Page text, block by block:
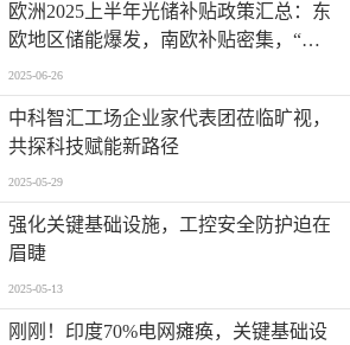
欧洲2025上半年光储补贴政策汇总：东
欧地区储能爆发，南欧补贴密集，“削
光补储”模式迅速扩张
2025-06-26
中科智汇工场企业家代表团莅临旷视，
共探科技赋能新路径
2025-05-29
强化关键基础设施，工控安全防护迫在
眉睫
2025-05-13
刚刚！印度70%电网瘫痪，关键基础设